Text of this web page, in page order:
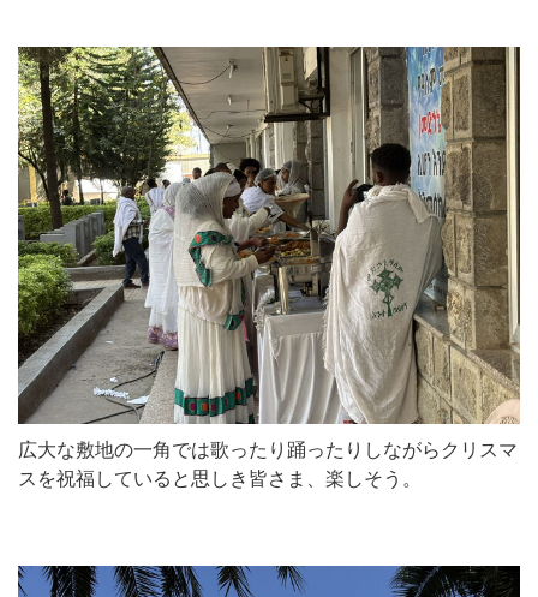
広大な敷地の一角では歌ったり踊ったりしながらクリスマ
スを祝福していると思しき皆さま、楽しそう。